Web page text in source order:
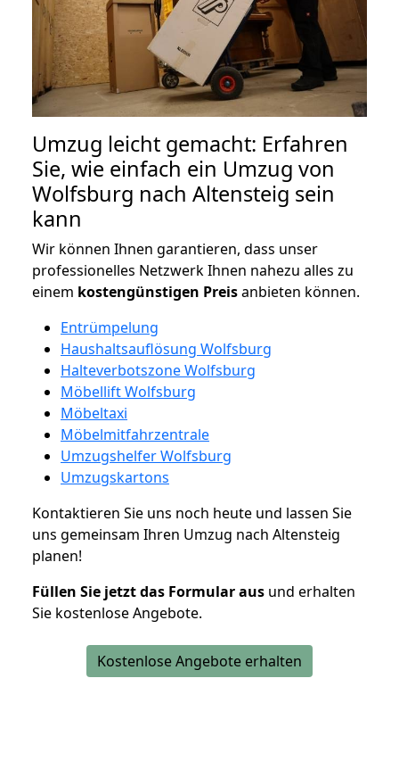
Umzug leicht gemacht: Erfahren
Sie, wie einfach ein Umzug von
Wolfsburg nach Altensteig sein
kann
Wir können Ihnen garantieren, dass unser
professionelles Netzwerk Ihnen nahezu alles zu
einem kostengünstigen Preisanbieten können.
Entrümpelung
Haushaltsauflösung Wolfsburg
Halteverbotszone Wolfsburg
Möbellift Wolfsburg
Möbeltaxi
Möbelmitfahrzentrale
Umzugshelfer Wolfsburg
Umzugskartons
Kontaktieren Sie uns noch heute und lassen Sie
uns gemeinsam Ihren Umzug nach Altensteig
planen!
Füllen Sie jetzt das Formular aus und erhalten
Sie kostenlose Angebote.
Kostenlose Angebote erhalten